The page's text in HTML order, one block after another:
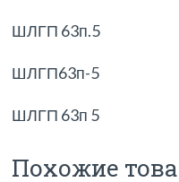
ШЛГП 63п.5
ШЛГП63п-5
ШЛГП 63п 5
Похожие